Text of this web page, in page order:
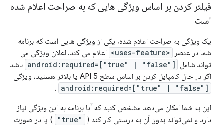
فیلتر کردن بر اساس ویژگی هایی که به صراحت اعلام شده
است
یک ویژگی به صراحت اعلام شده، یکی از ویژگی هایی است که برنامه
شما در عنصر
<uses-feature>
اعلام می کند. اعلان ویژگی می
تواند شامل
android:required=["true" | "false"] باشد
اگر در حال کامپایل کردن بر اساس سطح API 5 یا بالاتر هستید، ویژگی
android:required=["true" | "false"]
.
این به شما امکان می‌دهد مشخص کنید که آیا برنامه به این ویژگی نیاز
دارد و نمی‌تواند بدون آن به درستی کار کند (
"true"
) یا در صورت